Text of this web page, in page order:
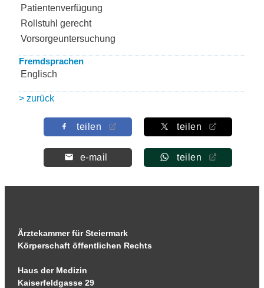
Patientenverfügung
Rollstuhl gerecht
Vorsorgeuntersuchung
Fremdsprachen
Englisch
> zurück
teilen teilen
e-mail teilen
Ärztekammer für Steiermark
Körperschaft öffentlichen Rechts
Haus der Medizin
Kaiserfeldgasse 29